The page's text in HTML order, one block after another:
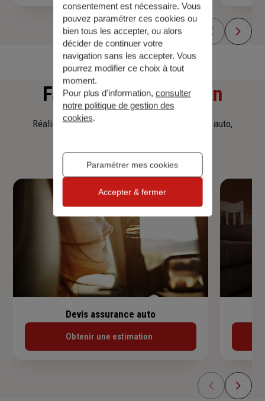
Faitesune simulation
Réalisez une simulation tarifaire d'assurance, auto,
Devis assurance auto
Obtenir une estimation
consentement est nécessaire. Vous
pouvez paramétrer ces cookies ou
bien tous les accepter, ou alors
décider de continuer votre
navigation sans les accepter. Vous
pourrez modifier ce choix à tout
moment.
Pour plus d’information, consulter
notre politique de gestion des
cookies.
Paramétrer mes cookies
Accepter & fermer